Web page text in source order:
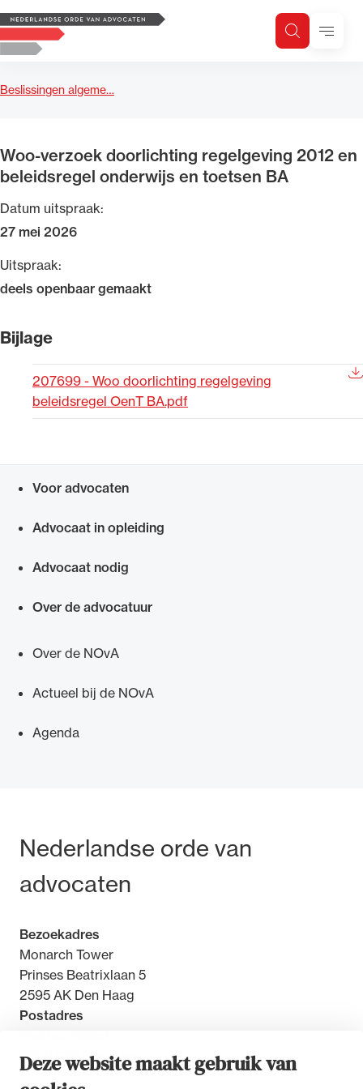
Deze website maakt gebruik van
Logo, to the homepage
ZoekenMenu
Beslissingen algeme…
Woo-verzoek doorlichting regelgeving 2012 en
beleidsregel onderwijs en toetsen BA
Datum uitspraak:
27 mei 2026
Uitspraak:
deels openbaar gemaakt
Bijlage
207699 - Woo doorlichting regelgeving
beleidsregel OenT BA.pdf
Voor advocaten
Advocaat in opleiding
Advocaat nodig
Over de advocatuur
Over de NOvA
Actueel bij de NOvA
Agenda
Bezoek- en postadres
Nederlandse orde van
advocaten
Bezoekadres
Monarch Tower
Prinses Beatrixlaan 5
2595 AK Den Haag
Postadres
2500 GW Den Haag
Zoeken
Zoek op trefwoord
Uitgelicht
Van de Advocatenwet tot de Verordening op
beroepsuitoefening: van de advocatenpas tot
geheimhoudernummers.